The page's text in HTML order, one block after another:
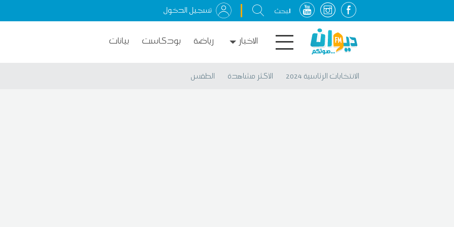
تسجيل الدخول
الاخبار رياضة بودكاست بيانات
الانتخابات الرئاسية 2024 الأكثر مشاهدة الطقس